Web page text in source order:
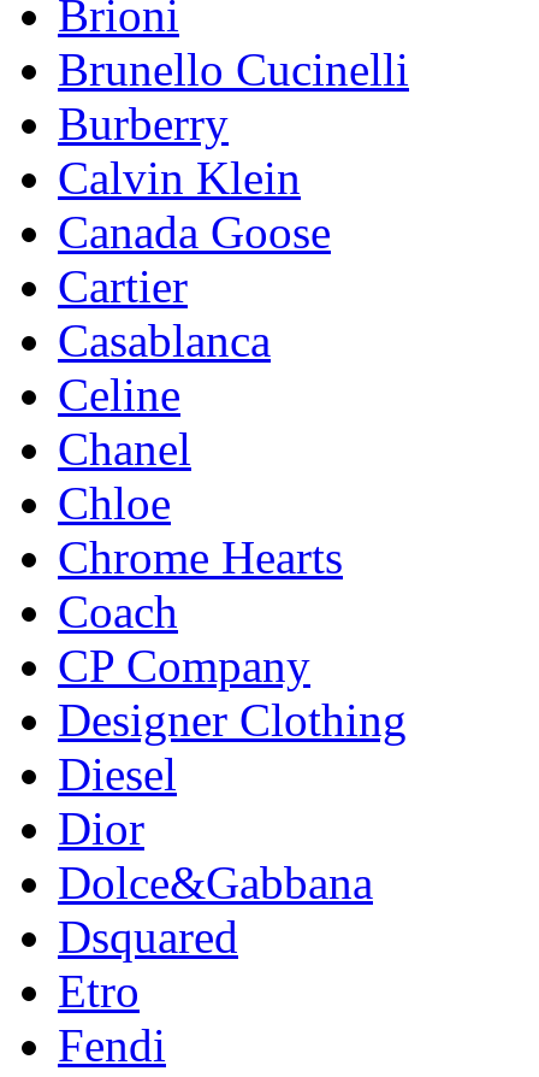
Brioni
Brunello Cucinelli
Burberry
Calvin Klein
Canada Goose
Cartier
Casablanca
Celine
Chanel
Chloe
Chrome Hearts
Coach
CP Company
Designer Clothing
Diesel
Dior
Dolce&Gabbana
Dsquared
Etro
Fendi